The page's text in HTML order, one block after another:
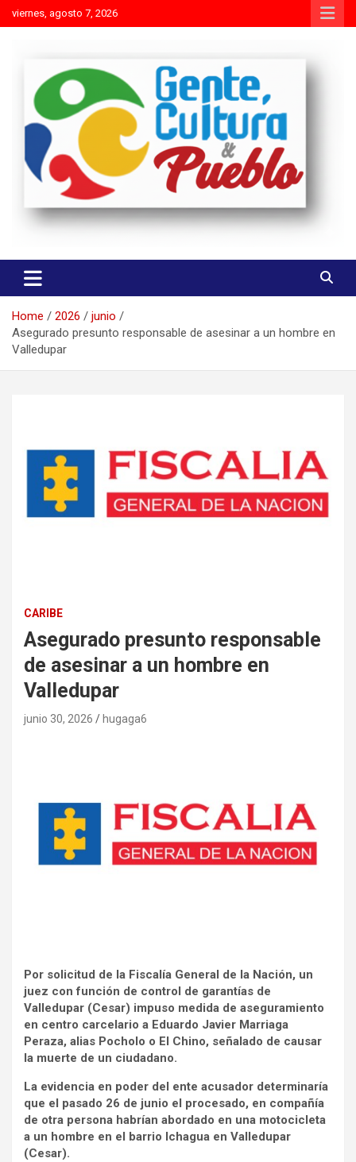
Skip
to
viernes, agosto 7, 2026
Gente Cultura y Pueblo
Home 2026
junio
Asegurado presunto responsable de asesinar a un hombre en
Valledupar
CARIBE
Asegurado presunto responsable
de asesinar a un hombre en
Valledupar
junio 30, 2026 hugaga6
Por solicitud de la Fiscalía General de la Nación, un
juez con función de control de garantías de
Valledupar (Cesar) impuso medida de aseguramiento
en centro carcelario a Eduardo Javier Marriaga
Peraza, alias Pocholo o El Chino, señalado de causar
la muerte de un ciudadano.
La evidencia en poder del ente acusador determinaría
que el pasado 26 de junio el procesado, en compañía
de otra persona habrían abordado en una motocicleta
a un hombre en el barrio Ichagua en Valledupar
(Cesar).